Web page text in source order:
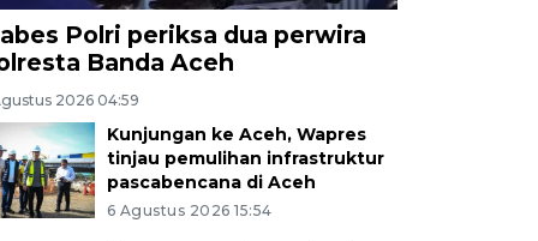
Polri periksa dua perwira
Banda Aceh
2026 04:59
Kunjungan ke Aceh, Wapres
tinjau pemulihan infrastruktur
pascabencana di Aceh
6 Agustus 2026 15:54